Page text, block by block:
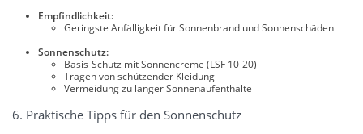
Empfindlichkeit:
Geringste Anfälligkeit für Sonnenbrand und Sonnenschäden
Sonnenschutz:
Basis-Schutz mit Sonnencreme (LSF 10-20)
Tragen von schützender Kleidung
Vermeidung zu langer Sonnenaufenthalte
6. Praktische Tipps für den Sonnenschutz